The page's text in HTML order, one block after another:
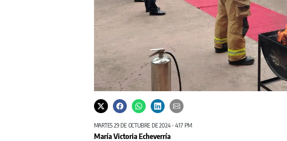
MARTES 29 DE OCTUBRE DE 2024 - 4:17 PM
María Victoria Echeverría